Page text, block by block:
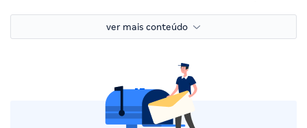
ver mais conteúdo